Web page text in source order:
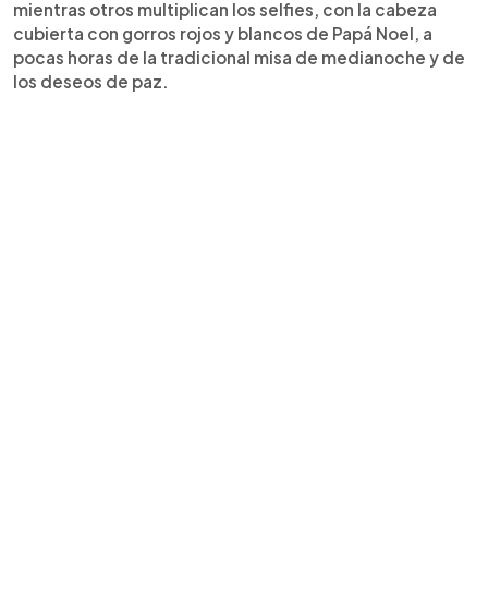
mientras otros multiplican los selfies, con la cabeza
cubierta con gorros rojos y blancos de Papá Noel, a
pocas horas de la tradicional misa de medianoche y de
los deseos de paz.